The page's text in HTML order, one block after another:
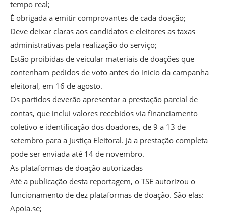
tempo real;
É obrigada a emitir comprovantes de cada doação;
Deve deixar claras aos candidatos e eleitores as taxas
administrativas pela realização do serviço;
Estão proibidas de veicular materiais de doações que
contenham pedidos de voto antes do início da campanha
eleitoral, em 16 de agosto.
Os partidos deverão apresentar a prestação parcial de
contas, que inclui valores recebidos via financiamento
coletivo e identificação dos doadores, de 9 a 13 de
setembro para a Justiça Eleitoral. Já a prestação completa
pode ser enviada até 14 de novembro.
As plataformas de doação autorizadas
Até a publicação desta reportagem, o TSE autorizou o
funcionamento de dez plataformas de doação. São elas:
Apoia.se;